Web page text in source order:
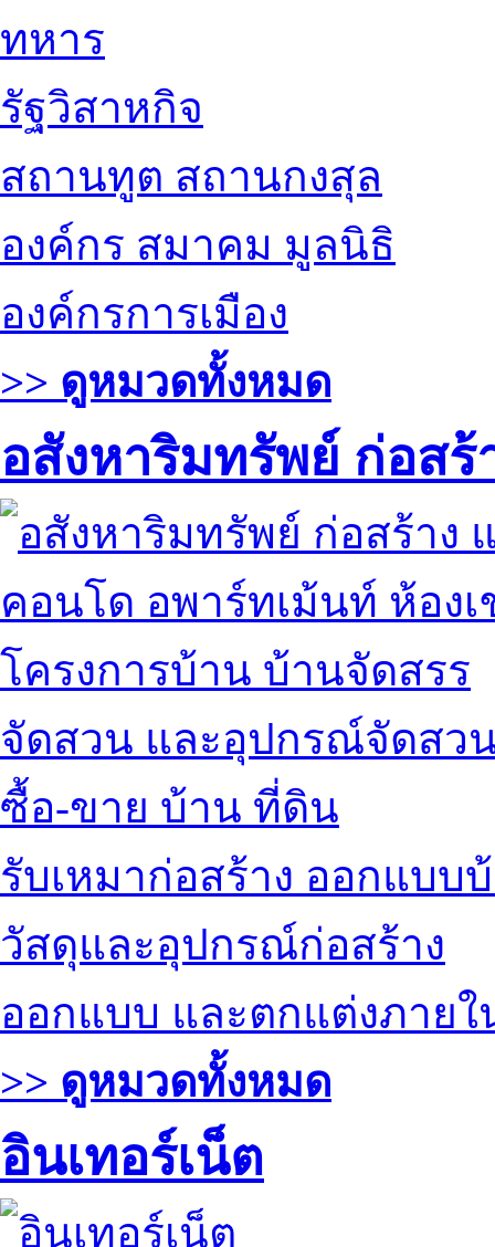
ทหาร
รัฐวิสาหกิจ
สถานทูต สถานกงสุล
องค์กร สมาคม มูลนิธิ
องค์กรการเมือง
>> ดูหมวดทั้งหมด
อสังหาริมทรัพย์ ก่อส
คอนโด อพาร์ทเม้นท์ ห้องเ
โครงการบ้าน บ้านจัดสรร
จัดสวน และอุปกรณ์จัดสว
ซื้อ-ขาย บ้าน ที่ดิน
รับเหมาก่อสร้าง ออกแบบ
วัสดุและอุปกรณ์ก่อสร้าง
ออกแบบ และตกแต่งภายใ
>> ดูหมวดทั้งหมด
อินเทอร์เน็ต